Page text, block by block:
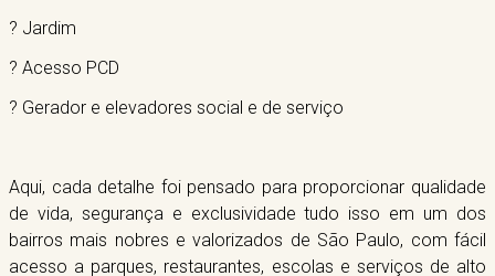
? Jardim
? Acesso PCD
? Gerador e elevadores social e de serviço
Aqui, cada detalhe foi pensado para proporcionar qualidade
de vida, segurança e exclusividade tudo isso em um dos
bairros mais nobres e valorizados de São Paulo, com fácil
acesso a parques, restaurantes, escolas e serviços de alto